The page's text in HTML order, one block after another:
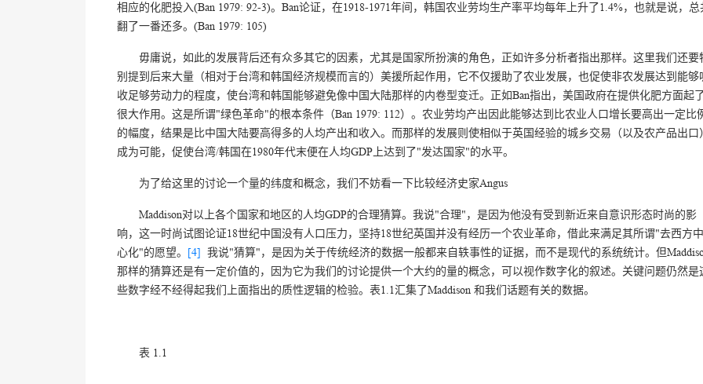
相应的化肥投入(Ban 1979: 92-3)。Ban论证，在1918-1971年间，韩国农业劳均生产率平均每年上升了1.4%，也就是说，总
翻了一番还多。(Ban 1979: 105)
毋庸说，如此的发展背后还有众多其它的因素，尤其是国家所扮演的角色，正如许多分析者指出那样。这里我们还要
别提到后来大量（相对于台湾和韩国经济规模而言的）美援所起作用，它不仅援助了农业发展，也促使非农发展达到能够
收足够劳动力的程度，使台湾和韩国能够避免像中国大陆那样的内卷型变迁。正如Ban指出，美国政府在提供化肥方面起
很大作用。这是所谓"绿色革命"的根本条件（Ban 1979: 112）。农业劳均产出因此能够达到比农业人口增长要高出一定比
的幅度，结果是比中国大陆要高得多的人均产出和收入。而那样的发展则使相似于英国经验的城乡交易（以及农产品出口）
成为可能，促使台湾/韩国在1980年代末便在人均GDP上达到了"发达国家"的水平。
为了给这里的讨论一个量的纬度和概念，我们不妨看一下比较经济史家Angus
Maddison对以上各个国家和地区的人均GDP的合理猜算。我说"合理"，是因为他没有受到新近来自意识形态时尚的影
响，这一时尚试图论证18世纪中国没有人口压力，坚持18世纪英国并没有经历一个农业革命，借此来满足其所谓"去西方中
心化"的愿望。 [4] 我说"猜算"，是因为关于传统经济的数据一般都来自轶事性的证据，而不是现代的系统统计。但
那样的猜算还是有一定价值的，因为它为我们的讨论提供一个大约的量的概念，可以视作数字化的叙述。关键问题仍然是
些数字经不经得起我们上面指出的质性逻辑的检验。表1.1汇集了Maddison 和我们话题有关的数据。
表 1.1